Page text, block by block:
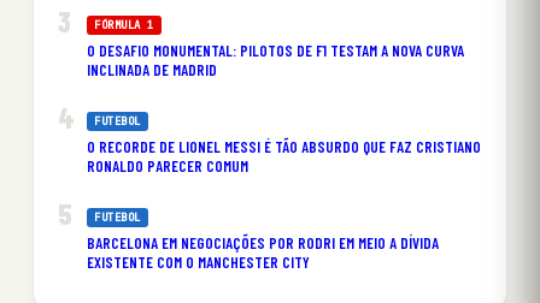
FÓRMULA 1
O DESAFIO MONUMENTAL: PILOTOS DE F1 TESTAM A NOVA CURVA
INCLINADA DE MADRID
FUTEBOL
O RECORDE DE LIONEL MESSI É TÃO ABSURDO QUE FAZ CRISTIANO
RONALDO PARECER COMUM
FUTEBOL
BARCELONA EM NEGOCIAÇÕES POR RODRI EM MEIO A DÍVIDA
EXISTENTE COM O MANCHESTER CITY